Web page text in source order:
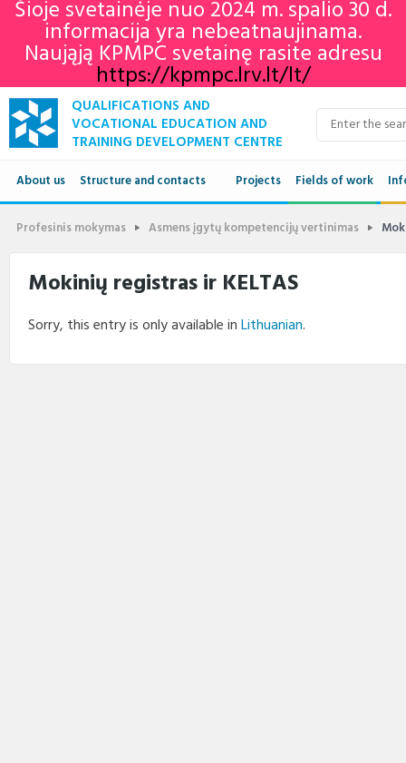
Šioje svetainėje nuo 2024 m. spalio 30 d.
informacija yra nebeatnaujinama.
Naująją KPMPC svetainę rasite adresu
https://kpmpc.lrv.lt/lt/
QUALIFICATIONS AND
VOCATIONAL EDUCATION AND
TRAINING DEVELOPMENT CENTRE
About us Structure and contacts
Structure
Projects Fields of work
Profesinis mokymas Asmens įgytų kompetencijų vertinimas
Mokinių registras ir KELTAS
Sorry, this entry is only available inLithuanian.